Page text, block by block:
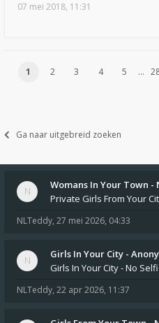
07 mei 2018, 11:31
1 2 3 4 5 …
Ga naar uitgebreid zoeken
Womans In Your Town -
NLTeddy, 27 mei 2026, 04:33
Girls In Your City -
NLTeddy, 22 apr 2026, 11:37